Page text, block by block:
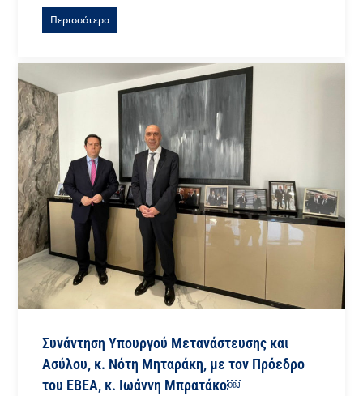
Περισσότερα
Συνάντηση Υπουργού Μετανάστευσης και
Ασύλου, κ. Νότη Μηταράκη, με τον Πρόεδρο
του ΕΒΕΑ, κ. Ιωάννη Μπρατάκο￼